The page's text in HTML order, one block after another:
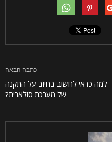
כתבה הבאה
למה כדאי לחשוב בחיוב על התקנה
של מערכת סולארית?